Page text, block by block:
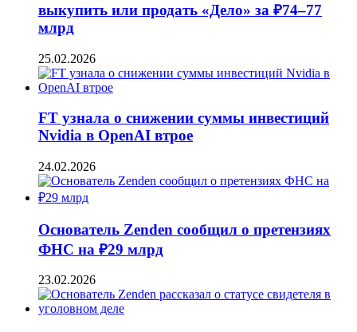
выкупить или продать «Дело» за ₽74–77
млрд
25.02.2026
FT узнала о снижении суммы инвестиций
Nvidia в OpenAI втрое
24.02.2026
Основатель Zenden сообщил о претензиях
ФНС на ₽29 млрд
23.02.2026